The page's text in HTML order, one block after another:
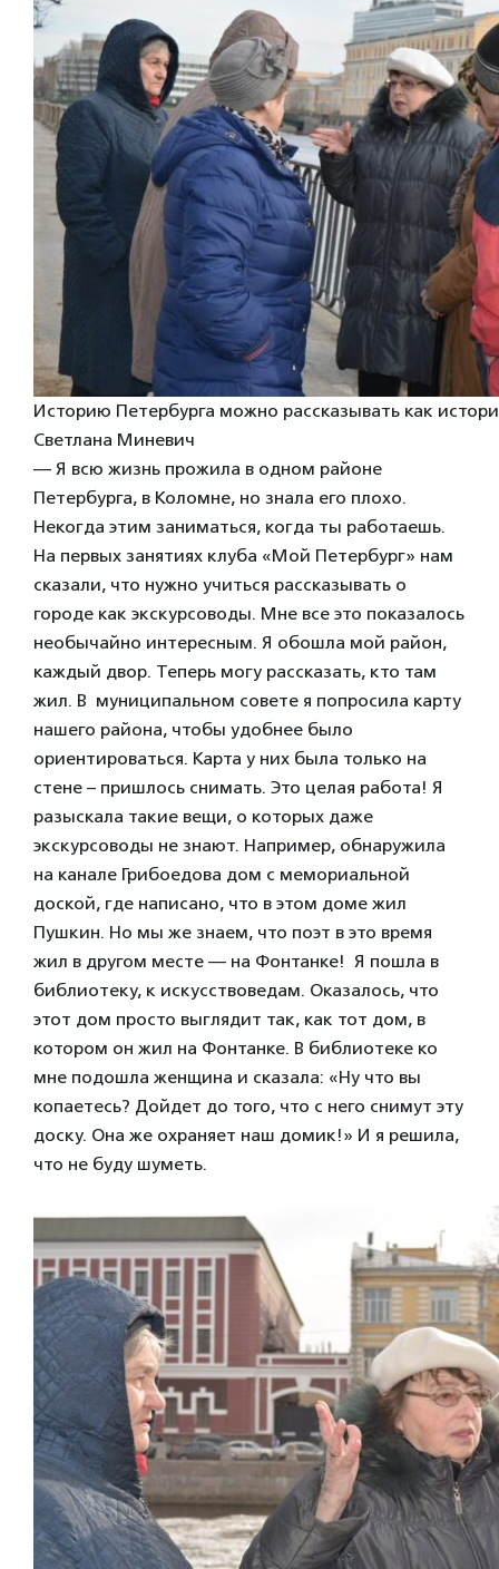
Историю Петербурга можно рассказывать как
Светлана Миневич
— Я всю жизнь прожила в одном районе
Петербурга, в Коломне, но знала его плохо.
Некогда этим заниматься, когда ты работаешь.
На первых занятиях клуба «Мой Петербург» нам
сказали, что нужно учиться рассказывать о
городе как экскурсоводы. Мне все это показалось
необычайно интересным. Я обошла мой район,
каждый двор. Теперь могу рассказать, кто там
жил. В муниципальном совете я попросила карту
нашего района, чтобы удобнее было
ориентироваться. Карта у них была только на
стене – пришлось снимать. Это целая работа! Я
разыскала такие вещи, о которых даже
экскурсоводы не знают. Например, обнаружила
на канале Грибоедова дом с мемориальной
доской, где написано, что в этом доме жил
Пушкин. Но мы же знаем, что поэт в это время
жил в другом месте — на Фонтанке! Я пошла в
библиотеку, к искусствоведам. Оказалось, что
этот дом просто выглядит так, как тот дом, в
котором он жил на Фонтанке. В библиотеке ко
мне подошла женщина и сказала: «Ну что вы
копаетесь? Дойдет до того, что с него снимут эту
доску. Она же охраняет наш домик!» И я решила,
что не буду шуметь.